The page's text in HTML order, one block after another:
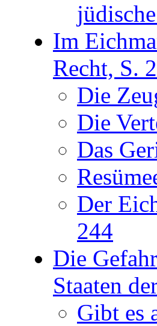
Im
Recht, S.
Die
Die
Das
Der
244
Die
Staaten
Gibt es